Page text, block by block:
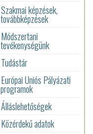
Szakmai képzések,
továbbképzések
Módszertani
tevékenységünk
Tudástár
Európai Uniós Pályázati
programok
Álláslehetőségek
Közérdekű adatok